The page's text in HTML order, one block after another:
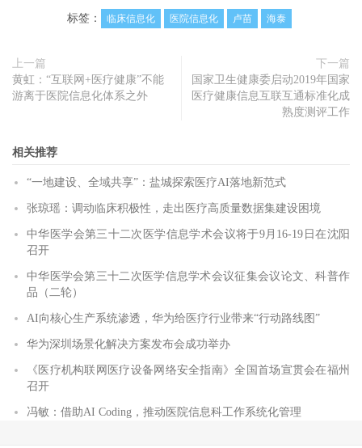
标签： 临床信息化 医院信息化 卢苗 海泰
上一篇
黄虹：“互联网+医疗健康”不能
游离于医院信息化体系之外
下一篇
国家卫生健康委启动2019年国家
医疗健康信息互联互通标准化成
熟度测评工作
相关推荐
“一地建设、全域共享”：盐城探索医疗AI落地新范式
张琼瑶：调动临床积极性，走出医疗高质量数据集建设困境
中华医学会第三十二次医学信息学术会议将于9月16-19日在沈阳
召开
中华医学会第三十二次医学信息学术会议征集会议论文、科普作
品（二轮）
AI向核心生产系统渗透，华为给医疗行业带来“行动路线图”
华为深圳场景化解决方案发布会成功举办
《医疗机构联网医疗设备网络安全指南》全国首场宣贯会在福州
召开
冯敏：借助AI Coding，推动医院信息科工作系统化管理